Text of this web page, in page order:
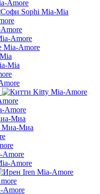
Amore
Миа
Amore